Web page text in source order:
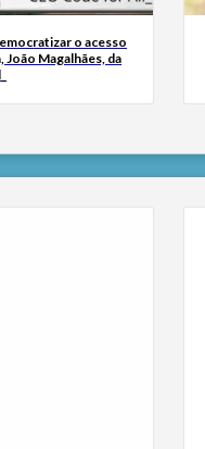
o acesso
João Magalhães, da